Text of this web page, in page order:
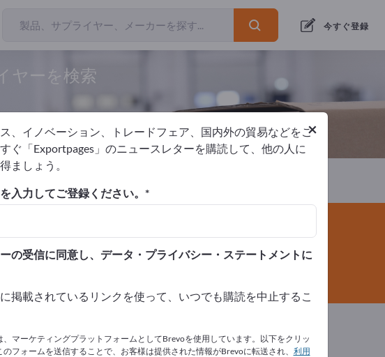
今すぐ登録
ヤーを検索
輸出業者
長物保管倉庫
こから始める
しょう。
う>> こちらから掲載
庫 サプライヤー (2)
×
、イノベーション、トレードフェア、国内外の貿易などをご
ぐ「Exportpages」のニュースレターを購読して、他の人に
ましょう。
入力してご登録ください。
の受信に同意し、データ・プライバシー・ステートメントに
掲載されているリンクを使って、いつでも購読を中止するこ
、マーケティングプラットフォームとしてBrevoを使用しています。以下をクリッ
のフォームを送信することで、お客様は提供された情報がBrevoに転送され、 利用